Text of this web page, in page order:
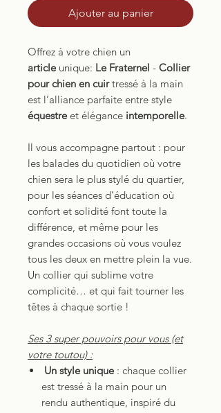
Ajouter au panier
Offrez à votre chien un
article unique: Le Fraternel - Collier
pour chien en cuirtressé à la main
est l’alliance parfaite entre style
équestreet élégance intemporelle.
Il vous accompagne partout : pour
les balades du quotidien où votre
chien sera le plus stylé du quartier,
pour les séances d’éducation où
confort et solidité font toute la
différence, et même pour les
grandes occasions où vous voulez
tous les deux en mettre plein la vue.
Un collier qui sublime votre
complicité… et qui fait tourner les
têtes à chaque sortie !
Ses 3 super pouvoirs pour vous (et
votre toutou) :
Un style unique: chaque collier
est tressé à la main pour un
rendu authentique, inspiré du